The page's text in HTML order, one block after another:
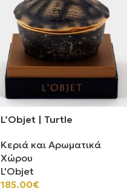
L’Objet | Turtle
Κεριά και Αρωματικά
Χώρου
L'Objet
185.00€